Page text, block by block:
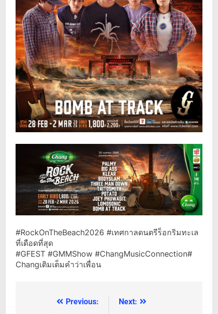
#RockOnTheBeach2026 #เทศกาลดนตรีร็อกริมทะเล
ที่เดือดที่สุด
#GFEST #GMMShow #ChangMusicConnection#
Changเติมเต็มคำว่าเพื่อน
แนะแนวPrevious:
Next: